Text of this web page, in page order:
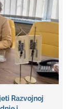
Razvojnoj